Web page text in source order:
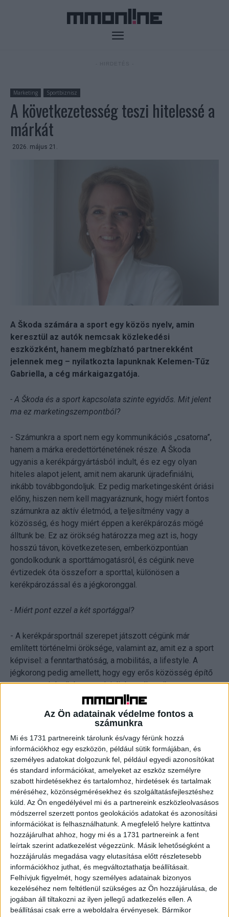
Az Ön adatainak védelme fontos a
számunkra
Mi és 1731 partnereink tárolunk és/vagy férünk hozzá
információkhoz egy eszközön, például sütik formájában, és
személyes adatokat dolgozunk fel, például egyedi azonosítókat
és standard információkat, amelyeket az eszköz személyre
szabott hirdetésekhez és tartalomhoz, hirdetések és tartalmak
méréséhez, közönségmérésekhez és szolgáltatásfejlesztéshez
küld. Az Ön engedélyével mi és a partnereink eszközleolvasásos
módszerrel szerzett pontos geolokációs adatokat és azonosítási
információkat is felhasználhatunk. A megfelelő helyre kattintva
hozzájárulhat ahhoz, hogy mi és a 1731 partnereink a fent
leírtak szerint adatkezelést végezzünk. Másik lehetőségként a
hozzájárulás megadása vagy elutasítása előtt részletesebb
információkhoz juthat, és megváltoztathatja beállításait.
Felhívjuk figyelmét, hogy személyes adatainak bizonyos
kezeléséhez nem feltétlenül szükséges az Ön hozzájárulása, de
jogában áll tiltakozni az ilyen jellegű adatkezelés ellen. A
beállításai csak erre a weboldalra érvényesek. Bármikor
Marketing Sportbiznisz
A következetesség teszi hitelessé a
márkát
2026. május 21.
A Škoda számára a sport egy közös nyelv, amin
keresztül az autók nemcsak közlekedési
eszközként, hanem megbízható partnerekként
jelennek meg – nyilatkozta lapunknak Kelemen-Tűz
Gabriella, a cég márkaigazgatója.
- A Škoda és a sport kapcsolata szinte egyidős. Mit jelent
ma ez marketingszempontból?
- Számunkra a sport nem egy kommunikációs „csatorna”,
hanem a márka eredettörténetének része. A Škoda
ugyanis a kerékpárgyártásból indult, és ez egy olyan
hiteles alapot jelent, amit nem akarunk újradefiniálni,
inkább továbbgondoljuk. Ez pedig marketingesként óriási
előny, hiszen nem kell magyaráznunk, hogy miért fontos
számunkra az aktív életmód, a teljesítmény vagy a
közösség, és hogy miért éppen a kerékpározás mögé
álltunk be. Ez az örökség határozza meg azt is, hogy
hosszú távon, következetesen, emberközpontúan
gondolkodunk a sporttámogatásról, és cégünk neve
évtizedek óta összeforr a sporttal, különösen a
kerékpározással és a jégkoronggal.
- Miért pont ezzel a két sportággal?
- A kerékpársportnál szerepet játszott cégünk már
említett történelmi öröksége, valamint az, amit ez a sport
képvisel: a fenntarthatóság, a mobilitás, a lifestyle. A
jégkorong pedig amellett, hogy egy erős közösség építő
sport, megjelenik benne a lojalitás, a dinamika, a
csapatszellem, ráadásul a Škoda anyaországában,
Csehországban és Európában is nagyon népszerű. Fontos
az is, hogy ez a kettő nem tekinthető „elit sportnak”,
éppen ezért széles elérésűek és érzelmi bevonódásra
alkalmasak. Ám a választás során a cél nemcsak a
tömegek elérése, hanem a mély márkaaffinitás kialakítása
volt.
- Hogyan jellemezné a cég márkaépítését a sporton
keresztül?
- A sportmarketing szerintünk a fizikai és digitális
élmények összeolvadásáról szól, de az alap továbbra is
az emberi kapcsolat és a valódi élmény. A Škoda esetén
egy olyan márkáról van szó, amely, ahogy említettem, a
kerékpározásból indult, és ezt az örökségét nemcsak
őrzi, hanem aktívan tovább is építi nemzetközi és hazai
szinten egyaránt. A sport a Škoda számára egy olyan